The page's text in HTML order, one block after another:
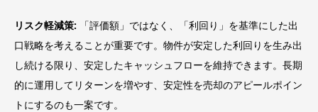
リスク軽減策:
「評価額」ではなく、「利回り」を基準にした出
口戦略を考えることが重要です。物件が安定した利回りを生み出
し続ける限り、安定したキャッシュフローを維持できます。長期
的に運用してリターンを増やす、安定性を売却のアピールポイン
トにするのも一案です。